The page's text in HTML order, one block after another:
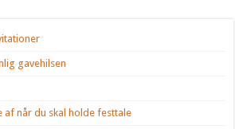
gavehilsen
når du skal holde festtale